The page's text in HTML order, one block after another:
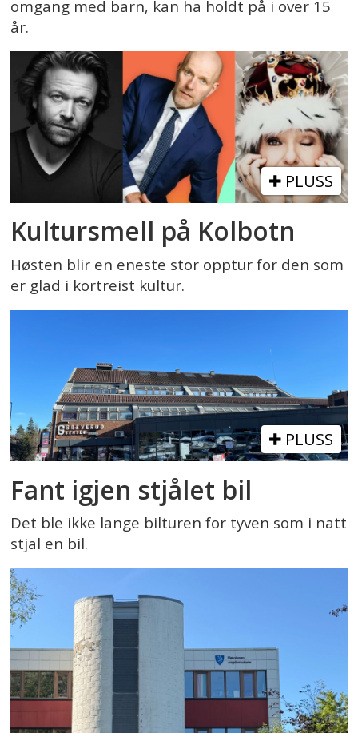
omgang med barn, kan ha holdt på i over 15
år.
PLUSS
Kultursmell på Kolbotn
Høsten blir en eneste stor opptur for den som
er glad i kortreist kultur.
PLUSS
Fant igjen stjålet bil
Det ble ikke lange bilturen for tyven som i natt
stjal en bil.